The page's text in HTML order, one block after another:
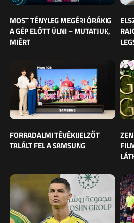
MOST TÉNYLEG MEGÉRI ÓRÁKIG
A GÉP ELŐTT ÜLNI – MUTATJUK,
MIÉRT
FORRADALMI TÉVÉKIJELZŐT
TALÁLT FEL A SAMSUNG